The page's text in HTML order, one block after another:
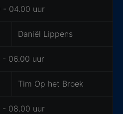
- 04.00 uur
Daniël Lippens
- 06.00 uur
Tim Op het Broek
- 08.00 uur